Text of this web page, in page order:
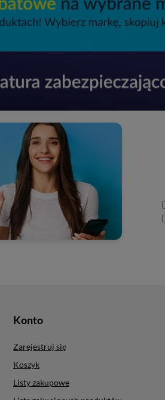
Konto
Zarejestruj się
Koszyk
Listy zakupowe